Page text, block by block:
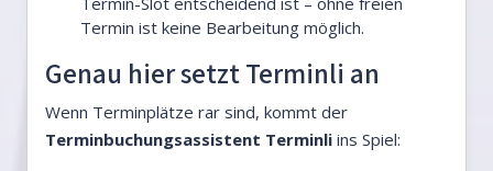
Termin ist keine Bearbeitung möglich.
Genau hier setzt Terminli an
Wenn Terminplätze rar sind, kommt der
Terminbuchungsassistent Terminli ins Spiel: